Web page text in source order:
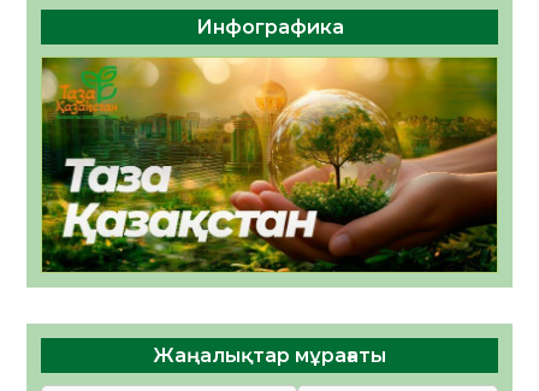
Инфографика
Жаңалықтар мұрағаты